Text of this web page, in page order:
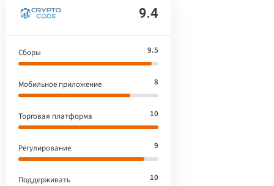
9.4
Сборы 9.5
Мобильное приложение 8
Торговая платформа 10
Регулирование 9
Поддерживать 10